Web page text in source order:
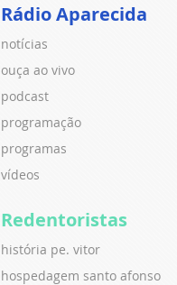
Rádio Aparecida
notícias
ouça ao vivo
podcast
programação
programas
vídeos
Redentoristas
história pe. vitor
hospedagem santo afonso